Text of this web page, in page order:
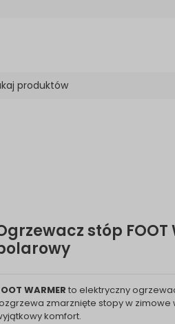
stóp FOOT
WARMER to elektryczny
zmarznięte stopy w zimowe
komfort.